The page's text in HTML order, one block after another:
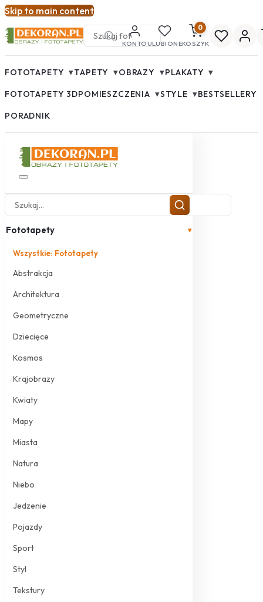
Skip to main content
KONTOULUBIONE
0
KOSZYK
FOTOTAPETY ▾TAPETY ▾OBRAZY ▾PLAKATY ▾
FOTOTAPETY 3DPOMIESZCZENIA ▾STYLE ▾BESTSELLERY
PORADNIK
Fototapety ▾
Wszystkie: Fototapety
Abstrakcja
Architektura
Geometryczne
Dziecięce
Kosmos
Krajobrazy
Kwiaty
Mapy
Miasta
Natura
Niebo
Jedzenie
Pojazdy
Sport
Styl
Tekstury